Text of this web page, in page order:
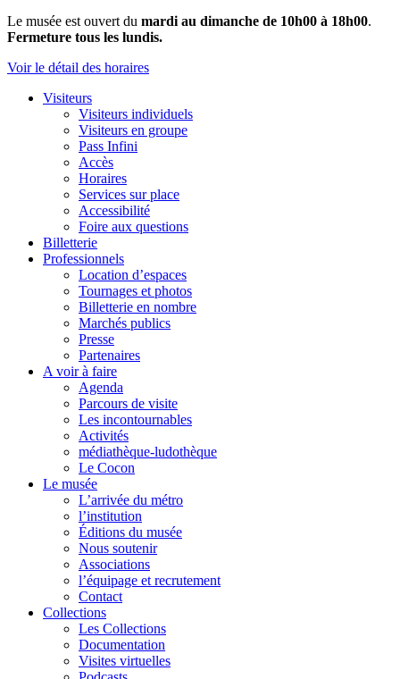
Le musée est ouvert du mardi au dimanche de 10h00 à 18h00.
Fermeture tous les lundis.
Voir le détail des horaires
Visiteurs
Visiteurs individuels
Visiteurs en groupe
Pass Infini
Accès
Horaires
Services sur place
Accessibilité
Foire aux questions
Billetterie
Professionnels
Location d’espaces
Tournages et photos
Billetterie en nombre
Marchés publics
Presse
Partenaires
A voir à faire
Agenda
Parcours de visite
Les incontournables
Activités
médiathèque-ludothèque
Le Cocon
Le musée
L’arrivée du métro
l’institution
Éditions du musée
Nous soutenir
Associations
l’équipage et recrutement
Contact
Collections
Les Collections
Documentation
Visites virtuelles